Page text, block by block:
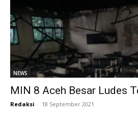
NEWS
MIN 8 Aceh Besar Ludes
Redaksi - 18 September 2021